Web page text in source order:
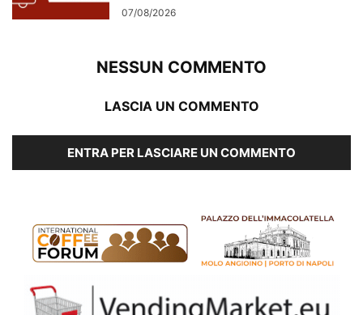
07/08/2026
NESSUN COMMENTO
LASCIA UN COMMENTO
ENTRA PER LASCIARE UN COMMENTO